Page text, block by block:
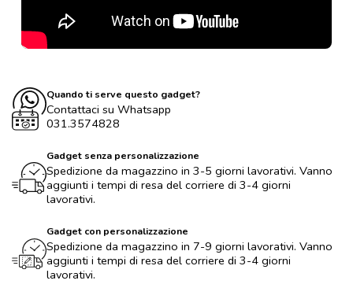
Quando ti serve questo gadget?
Contattaci su Whatsapp
031.3574828
Gadget senza personalizzazione
Spedizione da magazzino in 3-5 giorni lavorativi. Vanno
aggiunti i tempi di resa del corriere di 3-4 giorni
lavorativi.
Gadget con personalizzazione
Spedizione da magazzino in 7-9 giorni lavorativi. Vanno
aggiunti i tempi di resa del corriere di 3-4 giorni
lavorativi.